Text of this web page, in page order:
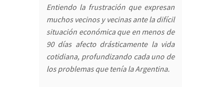
Entiendo la frustración que expresan
muchos vecinos y vecinas ante la difícil
situación económica que en menos de
90 días afecto drásticamente la vida
cotidiana, profundizando cada uno de
los problemas que tenía la Argentina.